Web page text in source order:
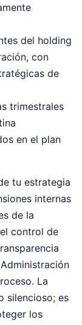
del holding
con
de
trimestrales
en el plan
tu estrategia
internas
de la
control de
La
silencioso; es
los